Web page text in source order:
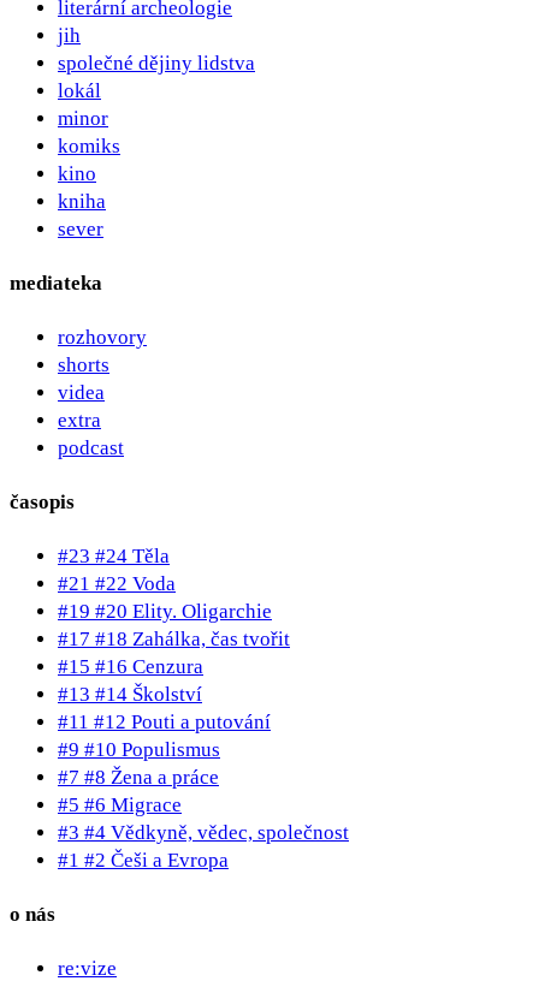
literární archeologie
jih
společné dějiny lidstva
lokál
minor
komiks
kino
kniha
sever
mediateka
rozhovory
shorts
videa
extra
podcast
časopis
#23 #24 Těla
#21 #22 Voda
#19 #20 Elity. Oligarchie
#17 #18 Zahálka, čas tvořit
#15 #16 Cenzura
#13 #14 Školství
#11 #12 Pouti a putování
#9 #10 Populismus
#7 #8 Žena a práce
#5 #6 Migrace
#3 #4 Vědkyně, vědec, společnost
#1 #2 Češi a Evropa
o nás
re:vize